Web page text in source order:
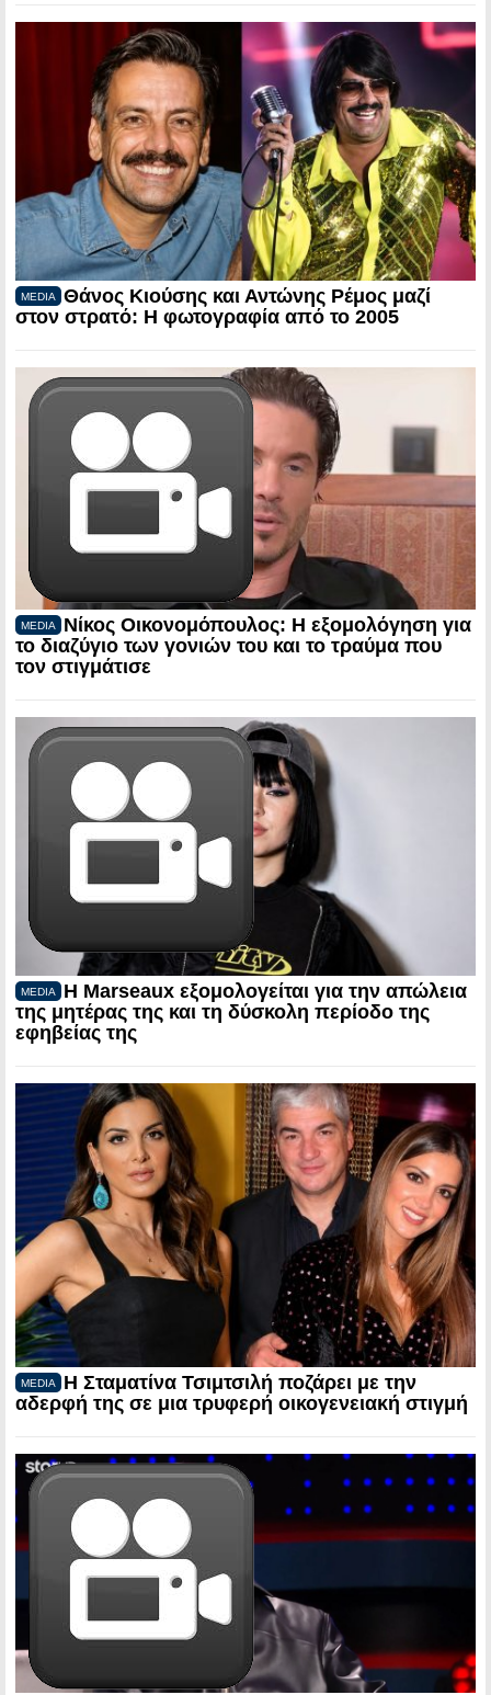
MEDIA
Θάνος Κιούσης και Αντώνης Ρέμος μαζί
στον στρατό: Η φωτογραφία από το 2005
MEDIA
Νίκος Οικονομόπουλος: Η εξομολόγηση για
το διαζύγιο των γονιών του και το τραύμα που
τον στιγμάτισε
MEDIA
Η Marseaux εξομολογείται για την απώλεια
της μητέρας της και τη δύσκολη περίοδο της
εφηβείας της
MEDIA
Η Σταματίνα Τσιμτσιλή ποζάρει με την
αδερφή της σε μια τρυφερή οικογενειακή στιγμή